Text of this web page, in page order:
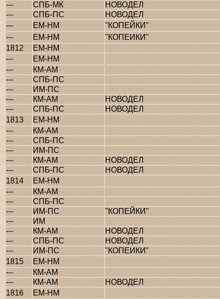
---
СПБ-МК
НОВОДЕЛ
---
СПБ-ПС
НОВОДЕЛ
---
ЕМ-НМ
"КОПЕЙКИ"
---
ЕМ-НМ
"КОПЕИКИ"
1812
ЕМ-НМ
---
ЕМ-НМ
---
КМ-АМ
---
СПБ-ПС
---
ИМ-ПС
---
КМ-АМ
НОВОДЕЛ
---
СПБ-ПС
НОВОДЕЛ
1813
ЕМ-НМ
---
КМ-АМ
---
СПБ-ПС
---
ИМ-ПС
---
КМ-АМ
НОВОДЕЛ
---
СПБ-ПС
НОВОДЕЛ
1814
ЕМ-НМ
---
КМ-АМ
---
СПБ-ПС
---
ИМ-ПС
"КОПЕЙКИ"
---
ИМ
---
КМ-АМ
НОВОДЕЛ
---
СПБ-ПС
НОВОДЕЛ
---
ИМ-ПС
"КОПЕИКИ"
1815
ЕМ-НМ
---
КМ-АМ
---
КМ-АМ
НОВОДЕЛ
1816
ЕМ-НМ